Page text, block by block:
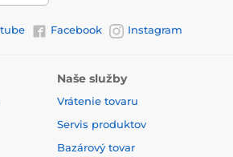
Facebook Instagram
Naše služby
Vrátenie tovaru
Servis produktov
Bazárový tovar